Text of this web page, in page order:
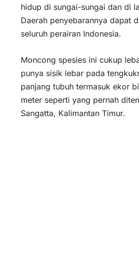
hidup di sungai-sungai dan di
Daerah penyebarannya dapat
seluruh perairan Indonesia.
Moncong spesies ini cukup
punya sisik lebar pada
panjang tubuh termasuk ekor
meter seperti yang pernah
Sangatta, Kalimantan Timur.